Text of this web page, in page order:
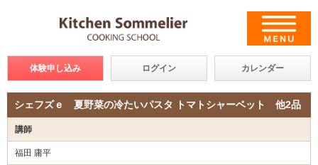
体験申し込み ログイン カレンダー
シェフズｅ 夏野菜の冷たいパスタ トマトシャーベット 他2品
講師
福田 庸平